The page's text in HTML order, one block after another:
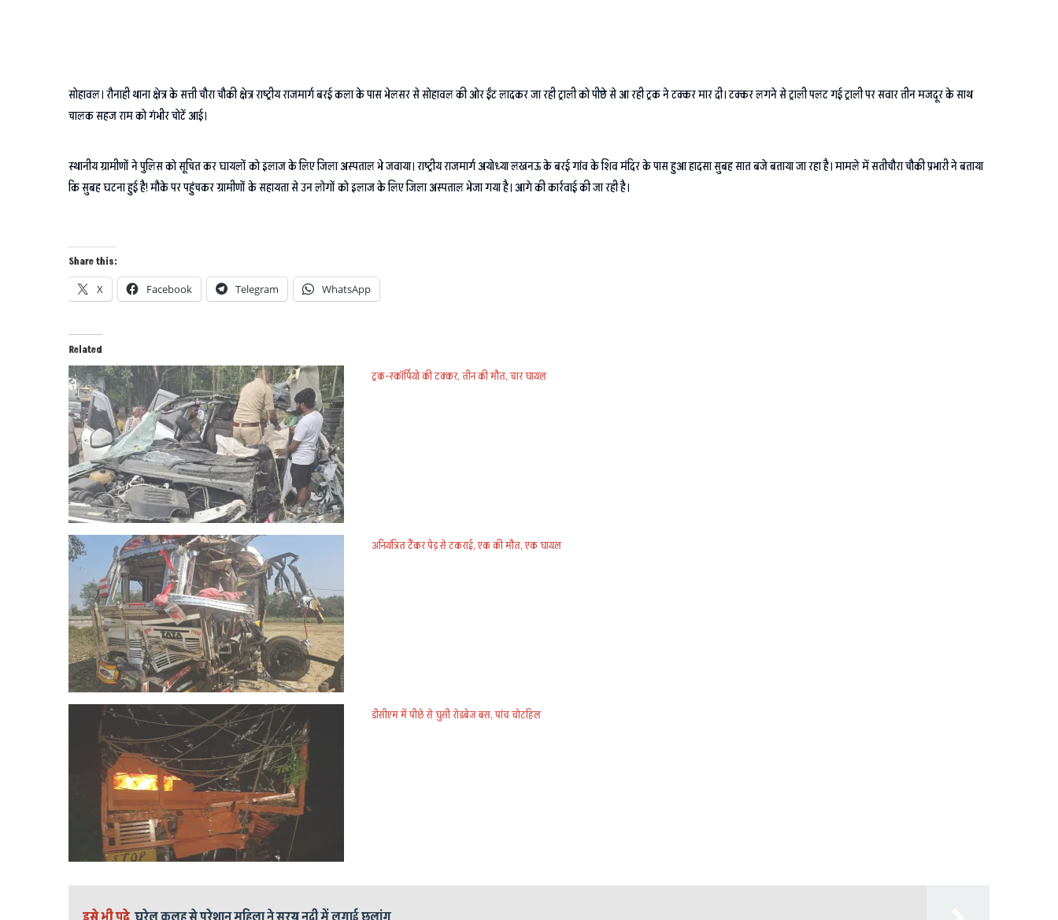
सोहावल। रौनाही थाना क्षेत्र के सत्ती चौरा चौकी क्षेत्र राष्ट्रीय राजमार्ग बरई कला के पास भेलसर से सोहावल की ओर ईंट लादकर जा रही ट्राली को पीछे से आ रही ट्रक ने टक्कर मार दी। टक्कर लगने से ट्राली पलट गई ट्राली पर सवार तीन मजदूर के साथ
चालक सहज राम को गंभीर चोटें आई।
स्थानीय ग्रामीणों ने पुलिस को सूचित कर घायलों को इलाज के लिए जिला अस्पताल भे जवाया। राष्ट्रीय राजमार्ग अयोध्या लखनऊ के बरई गांव के शिव मंदिर के पास हुआ हादसा सुबह सात बजे बताया जा रहा है। मामले में सतीचौरा चौकी प्रभारी ने बताया
कि सुबह घटना हुई है! मौके पर पहुंचकर ग्रामीणों के सहायता से उन लोगों को इलाज के लिए जिला अस्पताल भेजा गया है। आगे की कार्रवाई की जा रही है।
Share this:
X Facebook Telegram WhatsApp
Related
ट्रक-स्कॉर्पियो की टक्कर, तीन की मौत, चार घायल
अनियंत्रित टैंकर पेड़ से टकराई, एक की मौत, एक घायल
डीसीएम में पीछे से घुसी रोडबेज बस, पांच चोटहिल